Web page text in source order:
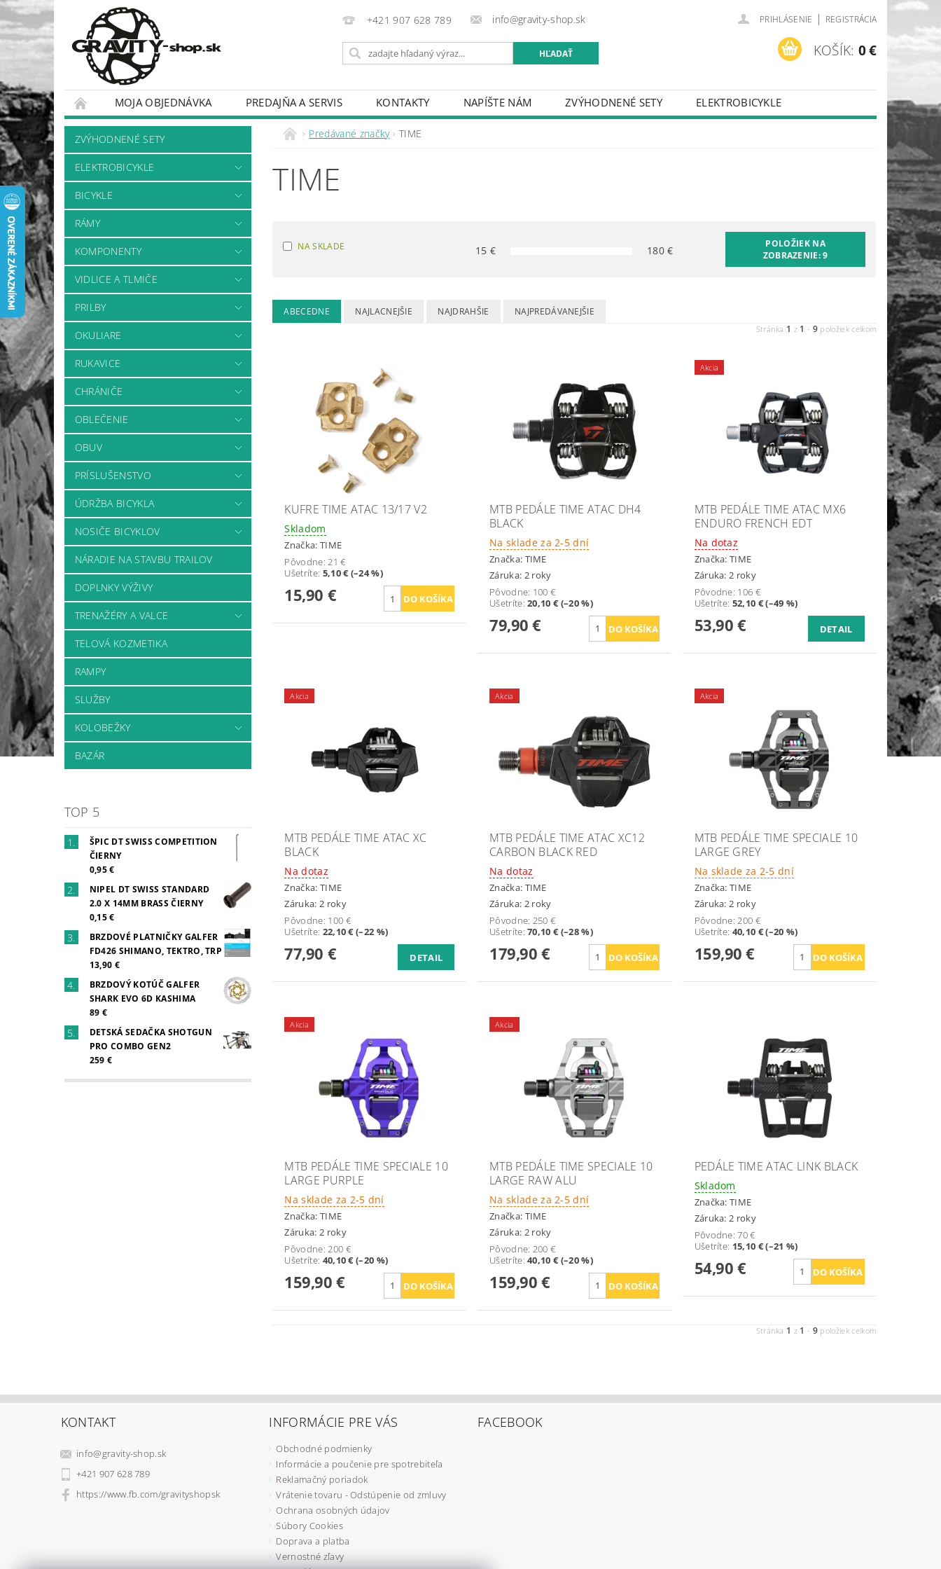
+421 907 628 789 info@gravity-shop.sk PRIHLÁSENIE | REGISTRÁCIA
KOŠÍK: 0 €
MOJA OBJEDNÁVKA PREDAJŇA A SERVIS KONTAKTY NAPÍŠTE NÁM ZVÝHODNENÉ SETY
ELEKTROBICYKLE
BICYKLE
RÁMY
ZVÝHODNENÉ SETY
ELEKTROBICYKLE
BICYKLE
RÁMY
KOMPONENTY
VIDLICE A TLMIČE
PRILBY
OKULIARE
RUKAVICE
CHRÁNIČE
OBLEČENIE
OBUV
PRÍSLUŠENSTVO
ÚDRŽBA BICYKLA
NOSIČE BICYKLOV
NÁRADIE NA STAVBU TRAILOV
DOPLNKY VÝŽIVY
TRENAŽÉRY A VALCE
TELOVÁ KOZMETIKA
RAMPY
SLUŽBY
KOLOBEŽKY
BAZÁR
TOP 5
ŠPIC DT SWISS COMPETITION
ČIERNY
0,95 €
NIPEL DT SWISS STANDARD
2.0 X 14MM BRASS ČIERNY
0,15 €
BRZDOVÉ PLATNIČKY GALFER
FD426 SHIMANO, TEKTRO, TRP
13,90 €
BRZDOVÝ KOTÚČ GALFER
SHARK EVO 6D KASHIMA
89 €
DETSKÁ SEDAČKA SHOTGUN
PRO COMBO GEN2
259 €
Predávané značky TIME
TIME
NA SKLADE 15 € 180€
POLOŽIEK NA
ZOBRAZENIE:9
ABECEDNE NAJLACNEJŠIE NAJDRAHŠIE NAJPREDÁVANEJŠIE
Stránka 1 z 1 - 9 položiek celkom
KUFRE TIME ATAC 13/17 V2
Skladom
Značka: TIME
Pôvodne:21 €
Ušetríte: 5,10 € (–24 %)
15,90 €
MTB PEDÁLE TIME ATAC DH4
BLACK
Na sklade za 2-5 dní
Značka: TIME
Záruka: 2 roky
Pôvodne: 100 €
Ušetríte:20,10 € (–20 %)
79,90 €
Akcia
MTB PEDÁLE TIME ATAC MX6
ENDURO FRENCH EDT
Na dotaz
Značka:TIME
Záruka: 2 roky
Pôvodne: 106 €
Ušetríte: 52,10 € (–49 %)
53,90 € DETAIL
Akcia
MTB PEDÁLE TIME ATAC XC
BLACK
Na dotaz
Značka: TIME
Záruka: 2 roky
Pôvodne: 100 €
Ušetríte: 22,10 € (–22 %)
77,90 € DETAIL
Akcia
MTB PEDÁLE TIME ATAC XC12
CARBON BLACK RED
Na dotaz
Značka: TIME
Záruka: 2 roky
Pôvodne: 250 €
Ušetríte:70,10 € (–28 %)
179,90 €
Akcia
MTB PEDÁLE TIME SPECIALE 10
LARGE GREY
Na sklade za 2-5 dní
Značka:TIME
Záruka: 2 roky
Pôvodne:200 €
Ušetríte: 40,10 € (–20 %)
159,90 €
Akcia
MTB PEDÁLE TIME SPECIALE 10
LARGE PURPLE
Na sklade za 2-5 dní
Značka: TIME
Záruka: 2 roky
Pôvodne:200 €
Ušetríte: 40,10 € (–20 %)
159,90 €
Akcia
MTB PEDÁLE TIME SPECIALE 10
LARGE RAW ALU
Na sklade za 2-5 dní
Značka: TIME
Záruka: 2 roky
Pôvodne: 200 €
Ušetríte:40,10 € (–20 %)
159,90 €
PEDÁLE TIME ATAC LINK BLACK
Skladom
Značka:TIME
Záruka: 2 roky
Pôvodne:70 €
Ušetríte: 15,10 € (–21 %)
54,90 €
Stránka 1 z 1 - 9 položiek celkom
KONTAKT
info@gravity-shop.sk
+421 907 628 789
https://www.fb.com/gravityshopsk
INFORMÁCIE PRE VÁS
Obchodné podmienky
Informácie a poučenie pre spotrebiteľa
Reklamačný poriadok
Vrátenie tovaru - Odstúpenie od zmluvy
Ochrana osobných údajov
Súbory Cookies
Doprava a platba
Vernostné zľavy
FACEBOOK